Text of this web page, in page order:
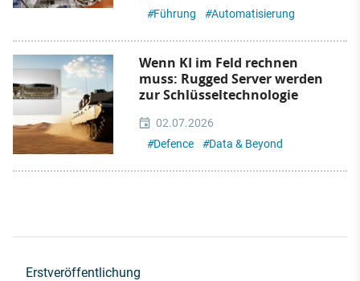
#Führung #Automatisierung
Wenn KI im Feld rechnen
muss: Rugged Server werden
zur Schlüsseltechnologie
02.07.2026
#Defence #Data & Beyond
Erstveröffentlichung